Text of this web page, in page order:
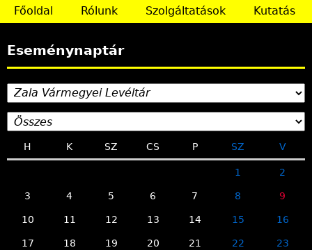
d
a
k
Főoldal Rólunk Szolgáltatások Kutatás
Eseménynaptár
H K SZ CS P SZ V
1 2
3 4 5 6 7 8 9
10 11 12 13 14 15 16
17 18 19 20 21 22 23